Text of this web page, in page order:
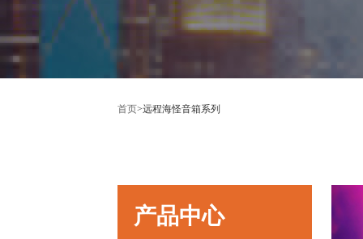
首页>远程海怪音箱系列
产品中心